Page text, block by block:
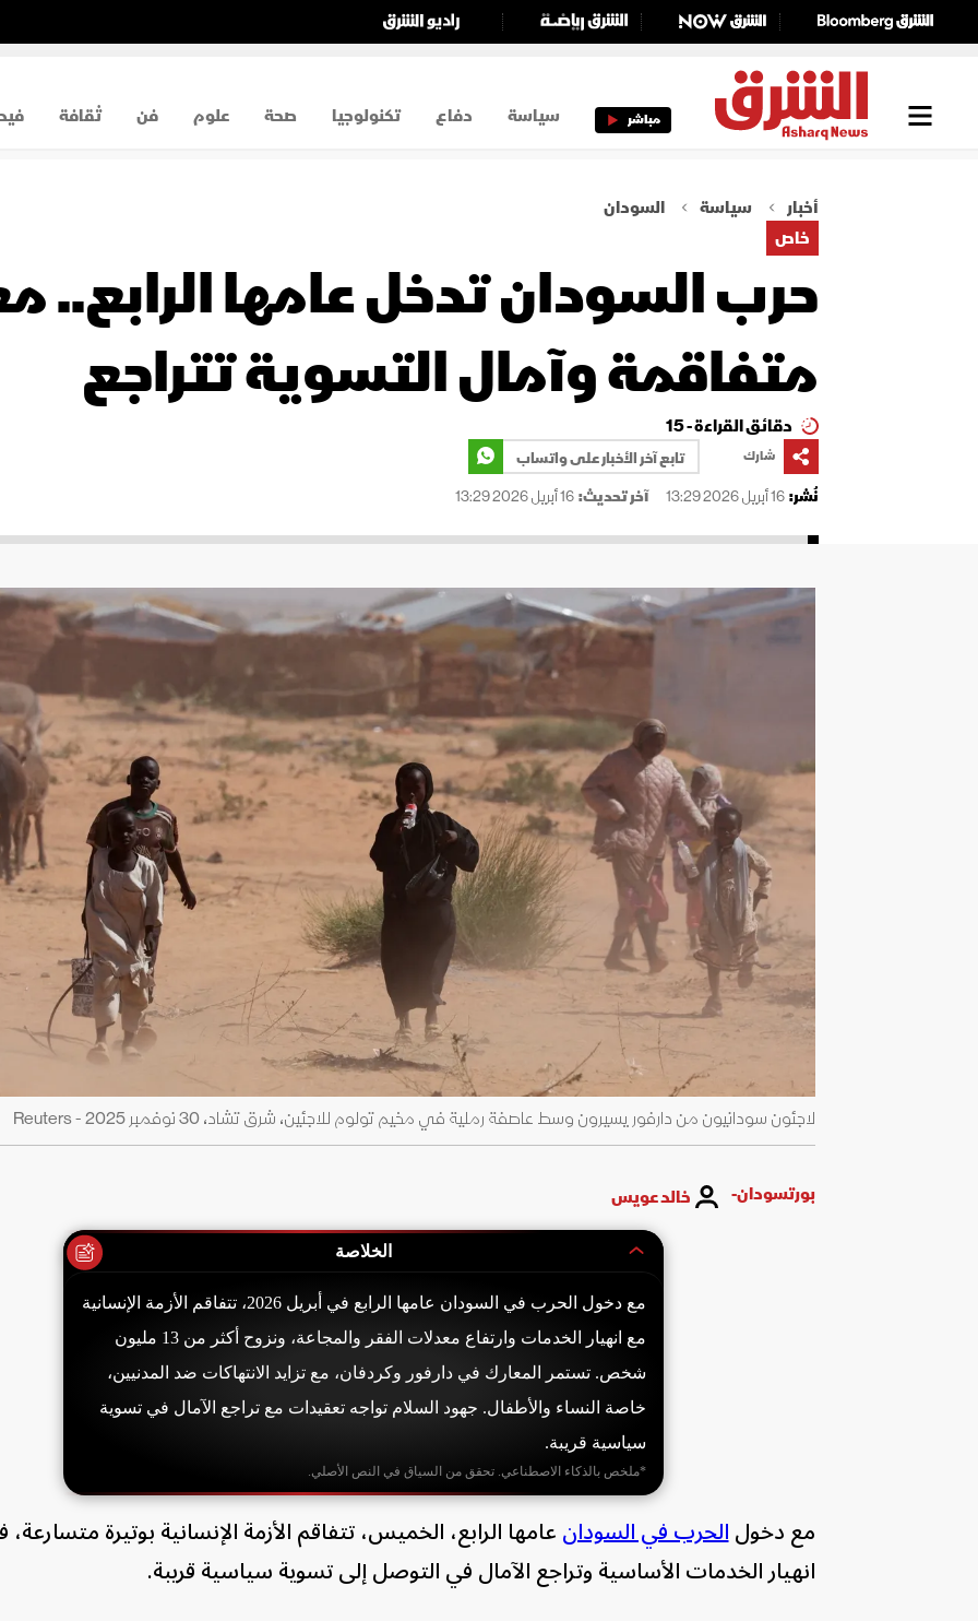
مباشر سياسة دفاع تكنولوجيا صحة علوم فن ثقافة
أخبار سياسة
السودان
خاص
حرب السودان تدخل عامها الرابع..
متفاقمة وآمال التسوية تتراجع
دقائق القراءة - 15
شارك
تابع آخر الأخبار على واتساب
نُشر:16 أبريل 2026 13:29 آخر تحديث:16 أبريل 2026 13:29
لاجئون سودانيون من دارفور يسيرون وسط عاصفة رملية في مخيم تولوم للاجئين، شرق تشاد، 30 نوفمبر 2025 - Reuters
بورتسودان- خالد عويس
الخلاصة
مع دخول الحرب في السودان عامها الرابع في أبريل 2026، تتفاقم الأزمة الإنسانية
مع انهيار الخدمات وارتفاع معدلات الفقر والمجاعة، ونزوح أكثر من 13 مليون
شخص. تستمر المعارك في دارفور وكردفان، مع تزايد الانتهاكات ضد المدنيين،
خاصة النساء والأطفال. جهود السلام تواجه تعقيدات مع تراجع الآمال في تسوية
سياسية قريبة.
*ملخص بالذكاء الاصطناعي. تحقق من السياق في النص الأصلي.
مع دخولالحرب في السودانعامها الرابع، الخميس، تتفاقم الأزمة الإنسانية بوتيرة
انهيار الخدمات الأساسية وتراجع الآمال في التوصل إلى تسوية سياسية قريبة.